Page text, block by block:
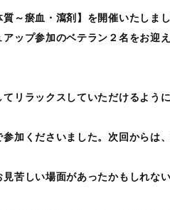
～瘀血・瀉剤】を開催いたしまし
ップ参加のベテラン２名をお迎
リラックスしていただけるよう
加くださいました。次回からは
苦しい場面があったかもしれな